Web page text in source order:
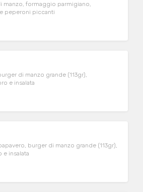
manzo, formaggio parmigiano,
peperoni piccanti
di manzo grande (113gr),
e insalata
burger di manzo grande (113gr),
insalata